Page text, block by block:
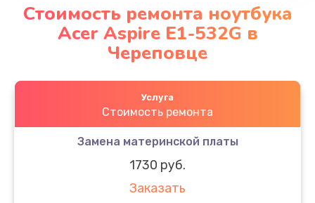
Стоимость ремонта ноутбука
Acer Aspire E1-532G в
Череповце
Услуга
Стоимость ремонта
Замена материнской платы
1730 руб.
Заказать